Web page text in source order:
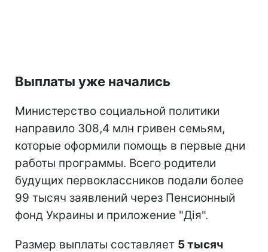
Выплаты уже начались
Министерство социальной политики
направило 308,4 млн гривен семьям,
которые оформили помощь в первые дни
работы программы. Всего родители
будущих первоклассников подали более
99 тысяч заявлений через Пенсионный
фонд Украины и приложение "Дія".
Размер выплаты составляет 5 тысяч